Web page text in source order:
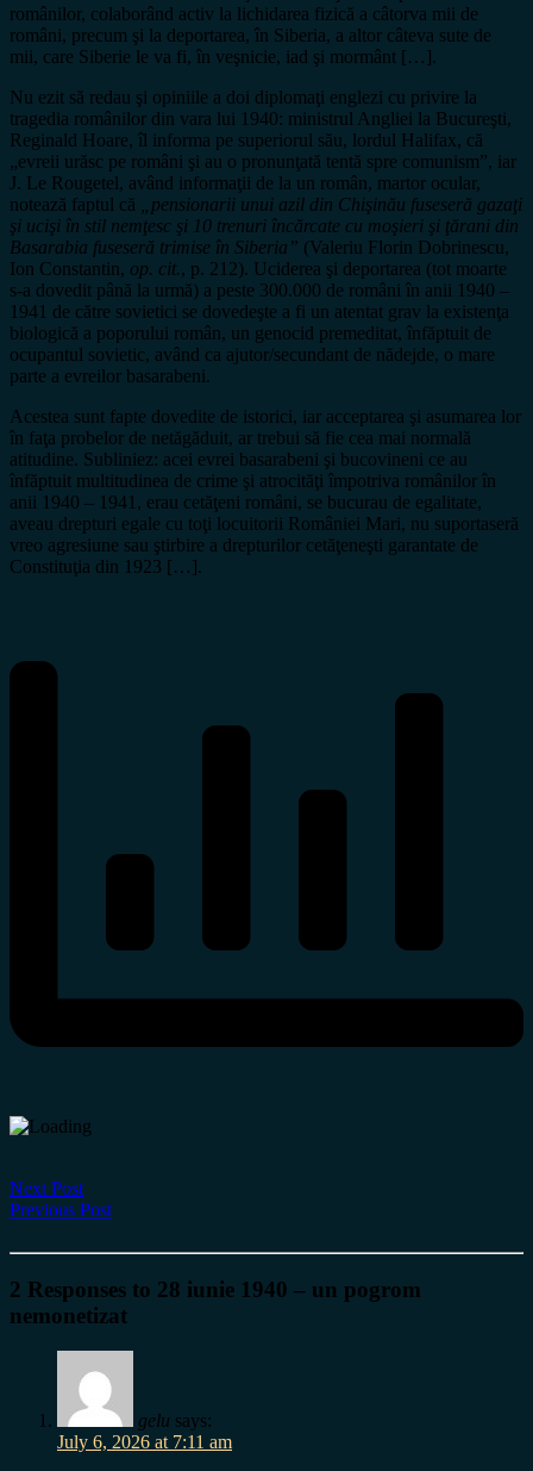
românilor, colaborând activ la lichidarea fizică a câtorva mii de
români, precum şi la deportarea, în Siberia, a altor câteva sute de
mii, care Siberie le va fi, în veşnicie, iad şi mormânt […].
Nu ezit să redau şi opiniile a doi diplomaţi englezi cu privire la
tragedia românilor din vara lui 1940: ministrul Angliei la Bucureşti,
Reginald Hoare, îl informa pe superiorul său, lordul Halifax, că
„evreii urăsc pe români şi au o pronunţată tentă spre comunism”, iar
J. Le Rougetel, având informaţii de la un român, martor ocular,
notează faptul că
„pensionarii unui azil din Chişinău fuseseră gazaţi
şi ucişi în stil nemţesc şi 10 trenuri încărcate cu moşieri şi ţărani din
Basarabia fuseseră trimise în Siberia” (Valeriu Florin Dobrinescu,
Ion Constantin, op. cit., p. 212). Uciderea şi deportarea (tot moarte
s-a dovedit până la urmă) a peste 300.000 de români în anii 1940 –
1941 de către sovietici se dovedeşte a fi un atentat grav la existenţa
biologică a poporului român, un genocid premeditat, înfăptuit de
ocupantul sovietic, având ca ajutor/secundant de nădejde, o mare
parte a evreilor basarabeni.
Acestea sunt fapte dovedite de istorici, iar acceptarea şi asumarea lor
în faţa probelor de netăgăduit, ar trebui să fie cea mai normală
atitudine. Subliniez: acei evrei basarabeni şi bucovineni ce au
înfăptuit multitudinea de crime şi atrocităţi împotriva românilor în
anii 1940 – 1941, erau cetăţeni români, se bucurau de egalitate,
aveau drepturi egale cu toţi locuitorii României Mari, nu suportaseră
vreo agresiune sau ştirbire a drepturilor cetăţeneşti garantate de
Constituţia din 1923 […].
Next Post
Previous Post
2 Responses to 28 iunie 1940 – un pogrom
nemonetizat
gelu says:
July 6, 2026 at 7:11 am